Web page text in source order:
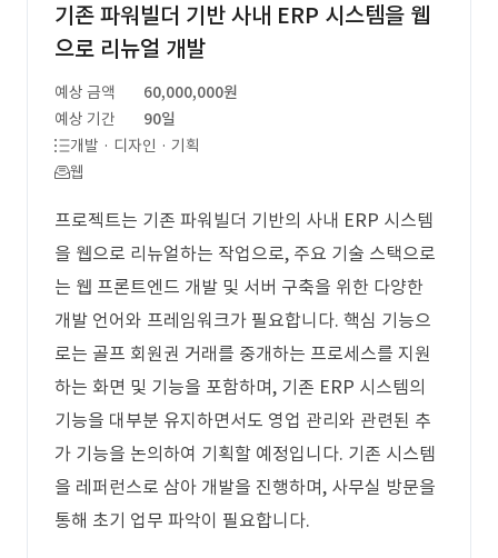
기존 파워빌더 기반 사내 ERP 시스템을 웹
으로 리뉴얼 개발
예상 금액
60,000,000원
예상 기간
90일
개발 · 디자인 · 기획
웹
프로젝트는 기존 파워빌더 기반의 사내 ERP 시스템
을 웹으로 리뉴얼하는 작업으로, 주요 기술 스택으로
는 웹 프론트엔드 개발 및 서버 구축을 위한 다양한
개발 언어와 프레임워크가 필요합니다. 핵심 기능으
로는 골프 회원권 거래를 중개하는 프로세스를 지원
하는 화면 및 기능을 포함하며, 기존 ERP 시스템의
기능을 대부분 유지하면서도 영업 관리와 관련된 추
가 기능을 논의하여 기획할 예정입니다. 기존 시스템
을 레퍼런스로 삼아 개발을 진행하며, 사무실 방문을
통해 초기 업무 파악이 필요합니다.